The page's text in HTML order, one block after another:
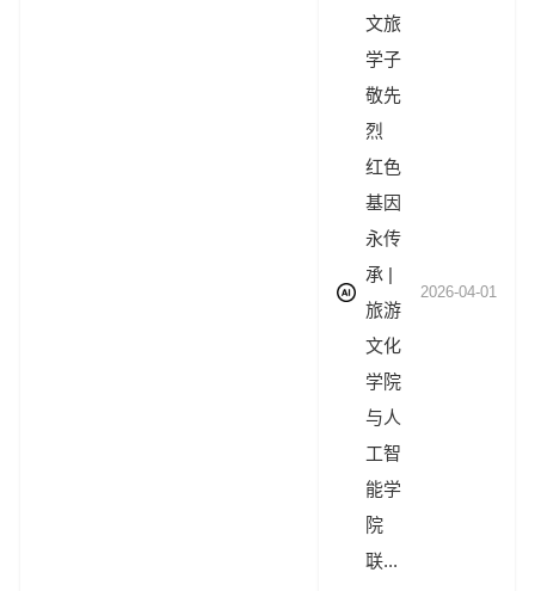
文旅
学子
敬先
烈
红色
基因
永传
承 |
旅游
文化
学院
与人
工智
能学
院
联...
2026-04-01